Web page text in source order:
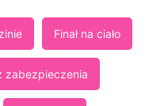
Finał na ciało
zabezpieczenia